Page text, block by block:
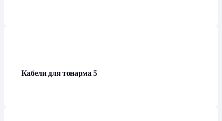
Кабели для тонарма5